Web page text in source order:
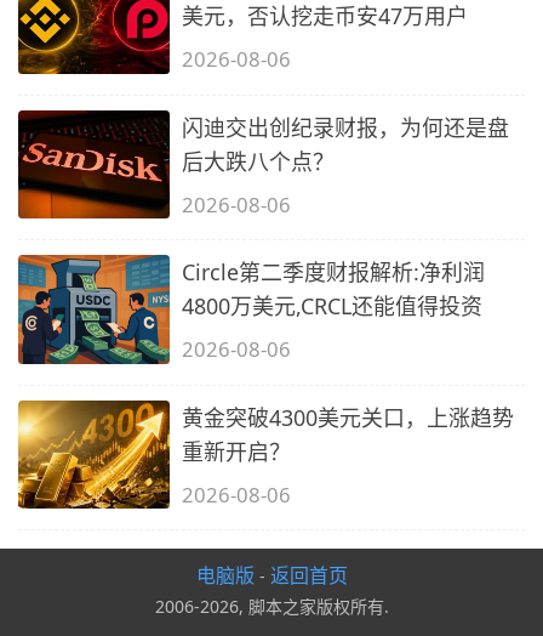
美元，否认挖走币安47万用户
2026-08-06
闪迪交出创纪录财报，为何还是盘
后大跌八个点？
2026-08-06
Circle第二季度财报解析:净利润
4800万美元,CRCL还能值得投资
2026-08-06
黄金突破4300美元关口，上涨趋势
重新开启？
2026-08-06
电脑版 - 返回首页
2006-2026, 脚本之家版权所有.